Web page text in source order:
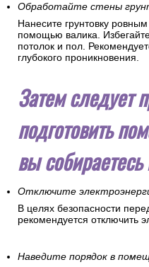
Обработайте стены
Нанесите грунтовку
помощью валика.
потолок и пол.
глубокого проникновения.
Затем следует
подготовить
вы
Отключите
В целях безопасности
рекомендуется отключить
Наведите порядок в